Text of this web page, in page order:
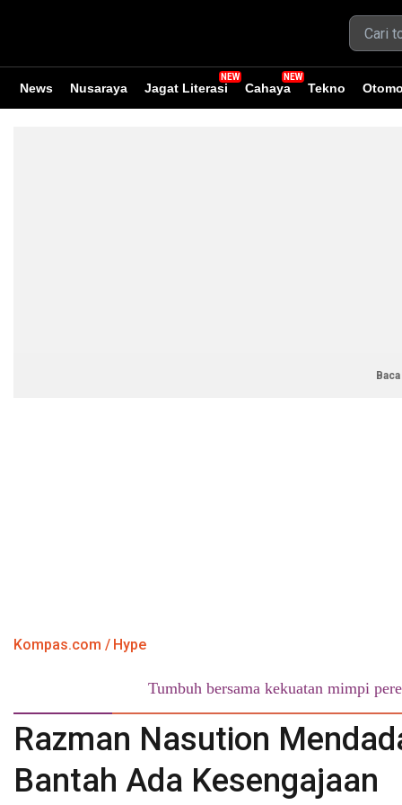
News Nusaraya Jagat Literasi Cahaya Tekno
Kompas.com Hype
Tumbuh bersama kekuatan mimpi
Razman Nasution
Bantah Ada Kesengajaan